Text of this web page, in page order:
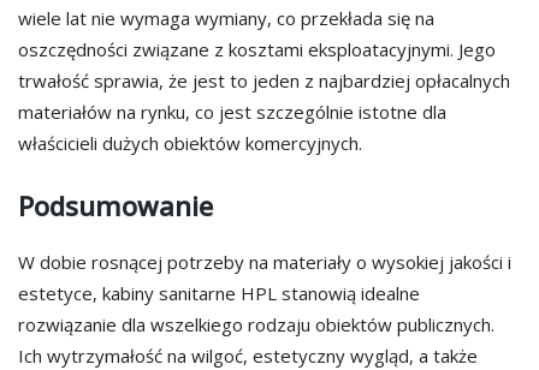
wiele lat nie wymaga wymiany, co przekłada się na
oszczędności związane z kosztami eksploatacyjnymi. Jego
trwałość sprawia, że jest to jeden z najbardziej opłacalnych
materiałów na rynku, co jest szczególnie istotne dla
właścicieli dużych obiektów komercyjnych.
Podsumowanie
W dobie rosnącej potrzeby na materiały o wysokiej jakości i
estetyce, kabiny sanitarne HPL stanowią idealne
rozwiązanie dla wszelkiego rodzaju obiektów publicznych.
Ich wytrzymałość na wilgoć, estetyczny wygląd, a także